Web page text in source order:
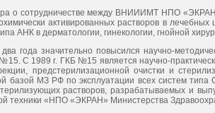
сотрудничестве между ВНИИИМТ НПО «ЭКРАН»
активированных растворов в
АНК в дерматологии, гинекологии, гнойной
значительно повысился научно-
С 1989 г. ГКБ №15 является научно-
предстерилизационной очистки и
базой МЗ РФ по эксплуатации всех систем
растворов, разрабатываемых и
техники «НПО «ЭКРАН» Министерства